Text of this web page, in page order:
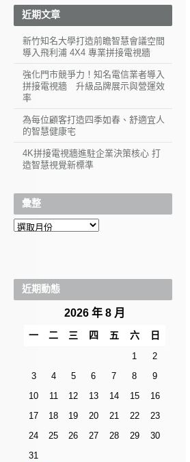
近期文章
新竹知名大學打造前瞻智慧會議空間
導入飛利浦 4X4 專業拼接電視牆
強化門市競爭力！知名電信業者導入
拼接電視牆 升級品牌展示與營運效
率
為每位顧客打造四季如春、舒適宜人
的智慧健康宅
4K拼接電視牆進駐企業決策核心 打
造智慧視覺新標準
彙整
彙
近期動態
2026 年 8 月
一 二 三 四 五 六 日
1
2
3
4 5 6 7 8
9
10
11 12 13 14 15
16
17
18 19 20 21 22
23
24
25 26 27 28 29
30
31